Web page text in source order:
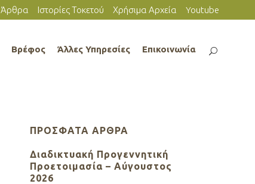
Άρθρα Ιστορίες Τοκετού Χρήσιμα Αρχεία Youtube
Βρέφος Άλλες Υπηρεσίες Επικοινωνία
ΠΡΌΣΦΑΤΑ ΆΡΘΡΑ
Διαδικτυακή Προγεννητική
Προετοιμασία – Αύγουστος
2026